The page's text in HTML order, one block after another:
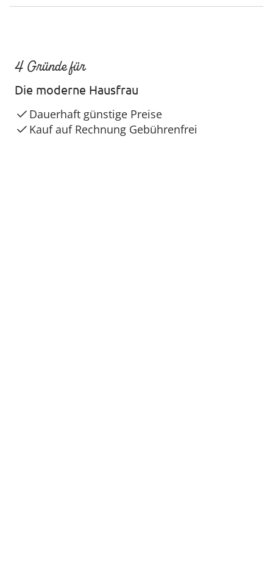
4 Gründe für
Die moderne Hausfrau
Dauerhaft günstige Preise
Kauf auf Rechnung Gebührenfrei